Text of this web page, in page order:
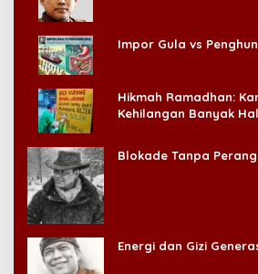
Impor Gula vs
Hikmah Ramadhan:
Kehilangan Banyak
Blokade Tanpa
Energi dan Gizi